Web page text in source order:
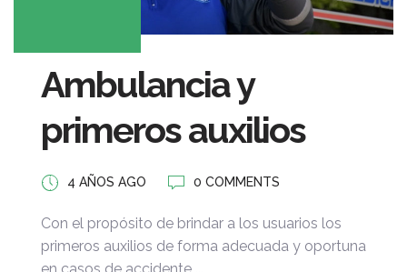
Ambulancia y
primeros auxilios
4 AÑOS AGO 0 COMMENTS
Con el propósito de brindar a los usuarios los
primeros auxilios de forma adecuada y oportuna